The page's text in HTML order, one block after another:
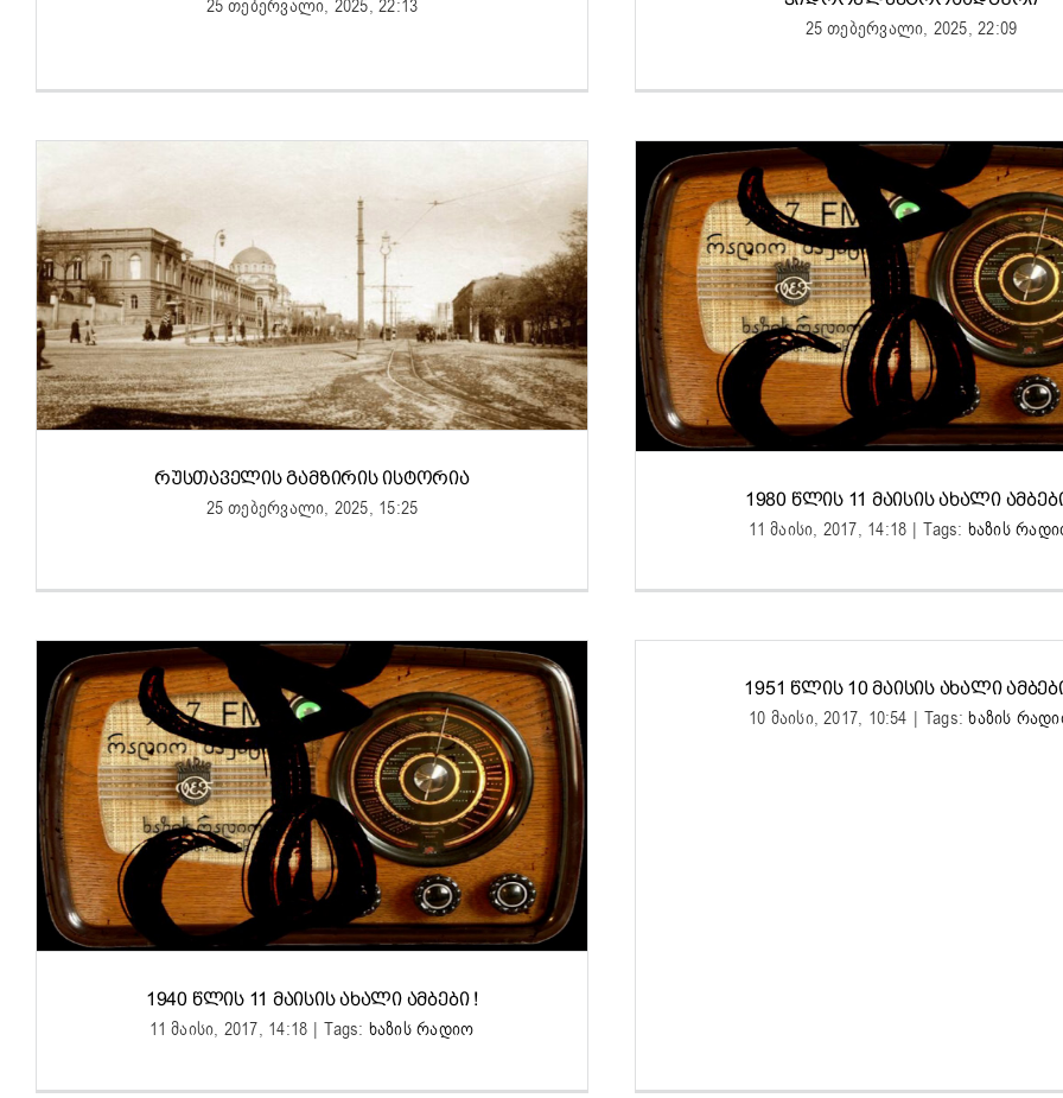
25 თებერვალი, 2025, 22:13
25 თებერვალი, 2025, 22:09
ᲠᲣᲡᲗᲐᲕᲔᲚᲘᲡ ᲒᲐᲛᲖᲘᲠᲘᲡ ᲘᲡᲢᲝᲠᲘᲐ
25 თებერვალი, 2025, 15:25 1980 ᲬᲚᲘᲡ 11 ᲛᲐᲘᲡᲘᲡ ᲐᲮᲐᲚᲘ
11 მაისი, 2017, 14:18 | Tags: ხაზის
1940 ᲬᲚᲘᲡ 11 ᲛᲐᲘᲡᲘᲡ ᲐᲮᲐᲚᲘ ᲐᲛᲑᲔᲑᲘ !
11 მაისი, 2017, 14:18 | Tags: ხაზის რადიო
1951 ᲬᲚᲘᲡ 10 ᲛᲐᲘᲡᲘᲡ ᲐᲮᲐᲚᲘ
10 მაისი, 2017, 10:54 | Tags:ხაზის